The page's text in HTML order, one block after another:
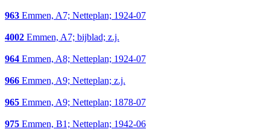
963 Emmen, A7; Netteplan; 1924-07
4002 Emmen, A7; bijblad; z.j.
964 Emmen, A8; Netteplan; 1924-07
966 Emmen, A9; Netteplan; z.j.
965 Emmen, A9; Netteplan; 1878-07
975 Emmen, B1; Netteplan; 1942-06